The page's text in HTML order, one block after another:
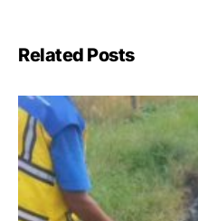
Related Posts